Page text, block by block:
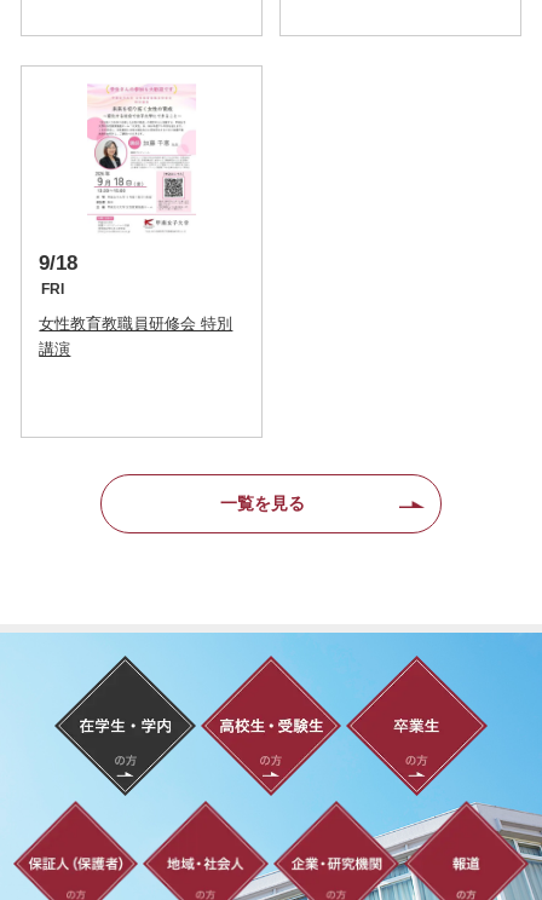
9/18
FRI
女性教育教職員研修会 特別
講演
一覧を見る